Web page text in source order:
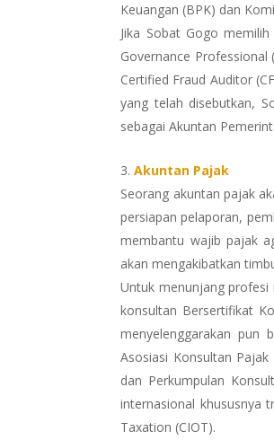
Keuangan (BPK) dan
Jika Sobat Gogo
Governance Professional
Certified Fraud Auditor
yang telah disebutkan,
sebagai Akuntan
Akuntan Pajak
Seorang akuntan pajak
persiapan pelaporan,
membantu wajib pajak
akan mengakibatkan
Untuk menunjang profesi
konsultan Bersertifikat
menyelenggarakan pun
Asosiasi Konsultan
dan Perkumpulan
internasional khususnya
Taxation (CIOT).